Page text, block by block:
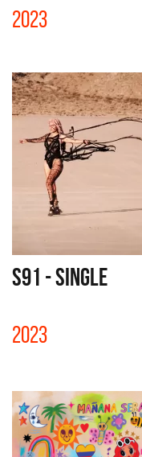
2023
S91 - SINGLE
2023